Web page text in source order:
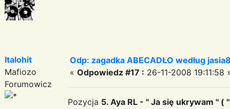
Italohit
Mafiozo
Forumowicz
Odp: zagadka ABECADŁO według
« Odpowiedz #17 : 26-11-2008 19:11:58
Pozycja 5. Aya RL - " Ja się ukrywam '' (